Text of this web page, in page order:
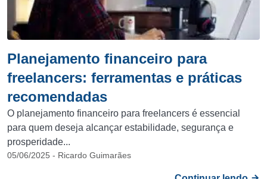
Planejamento financeiro para
freelancers: ferramentas e práticas
recomendadas
O planejamento financeiro para freelancers é essencial
para quem deseja alcançar estabilidade, segurança e
prosperidade...
05/06/2025 - Ricardo Guimarães